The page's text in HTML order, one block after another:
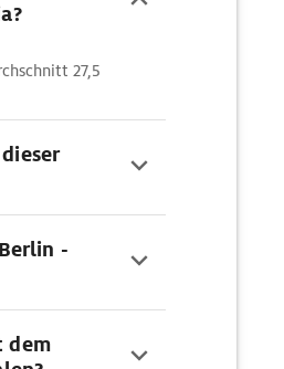
27,5
-
dem